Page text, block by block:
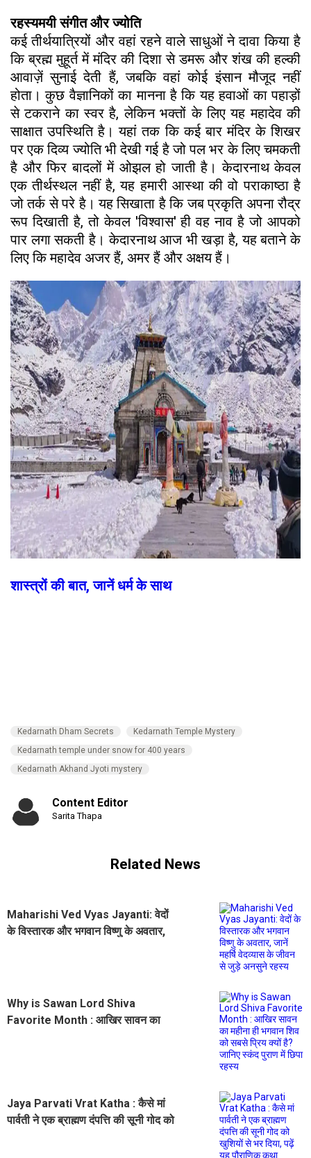
रहस्यमयी संगीत और ज्योति
कई तीर्थयात्रियों और वहां रहने वाले साधुओं ने दावा किया है
कि ब्रह्म मुहूर्त में मंदिर की दिशा से डमरू और शंख की हल्की
आवाज़ें सुनाई देती हैं, जबकि वहां कोई इंसान मौजूद नहीं
होता। कुछ वैज्ञानिकों का मानना है कि यह हवाओं का पहाड़ों
से टकराने का स्वर है, लेकिन भक्तों के लिए यह महादेव की
साक्षात उपस्थिति है। यहां तक कि कई बार मंदिर के शिखर
पर एक दिव्य ज्योति भी देखी गई है जो पल भर के लिए चमकती
है और फिर बादलों में ओझल हो जाती है। केदारनाथ केवल
एक तीर्थस्थल नहीं है, यह हमारी आस्था की वो पराकाष्ठा है
जो तर्क से परे है। यह सिखाता है कि जब प्रकृति अपना रौद्र
रूप दिखाती है, तो केवल 'विश्वास' ही वह नाव है जो आपको
पार लगा सकती है। केदारनाथ आज भी खड़ा है, यह बताने के
लिए कि महादेव अजर हैं, अमर हैं और अक्षय हैं।
शास्त्रों की बात, जानें धर्म के साथ
Kedarnath Dham Secrets
Kedarnath Temple Mystery
Kedarnath temple under snow for 400 years
Kedarnath Akhand Jyoti mystery
Content Editor
Sarita Thapa
Related News
Maharishi Ved Vyas Jayanti: वेदों
के विस्तारक और भगवान विष्णु के अवतार,
Why is Sawan Lord Shiva
Favorite Month : आखिर सावन का
Jaya Parvati Vrat Katha : कैसे मां
पार्वती ने एक ब्राह्मण दंपत्ति की सूनी गोद को